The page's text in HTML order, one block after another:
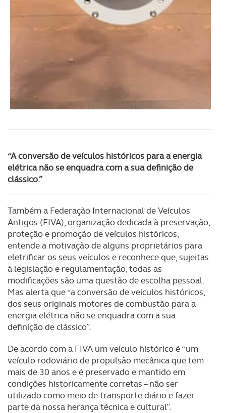
necessário no contexto dos serviços a prestar.
Realçamos que o bloqueio de certo tipo de Cookies e
disponibilizados.
“A conversão de veículos históricos para a energia
elétrica não se enquadra com a sua definição de
clássico.”
Também a Federação Internacional de Veículos
Antigos (FIVA), organização dedicada à preservação,
proteção e promoção de veículos históricos,
entende a motivação de alguns proprietários para
eletrificar os seus veículos e reconhece que, sujeitas
à legislação e regulamentação, todas as
modificações são uma questão de escolha pessoal.
Mas alerta que “a conversão de veículos históricos,
dos seus originais motores de combustão para a
energia elétrica não se enquadra com a sua
definição de clássico”.
De acordo com a FIVA um veículo histórico é “um
veículo rodoviário de propulsão mecânica que tem
mais de 30 anos e é preservado e mantido em
condições historicamente corretas – não ser
utilizado como meio de transporte diário e fazer
parte da nossa herança técnica e cultural”.